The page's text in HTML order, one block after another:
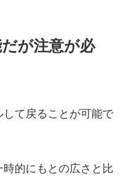
が注意が必
て戻ることが可能で
的にもとの広さと比